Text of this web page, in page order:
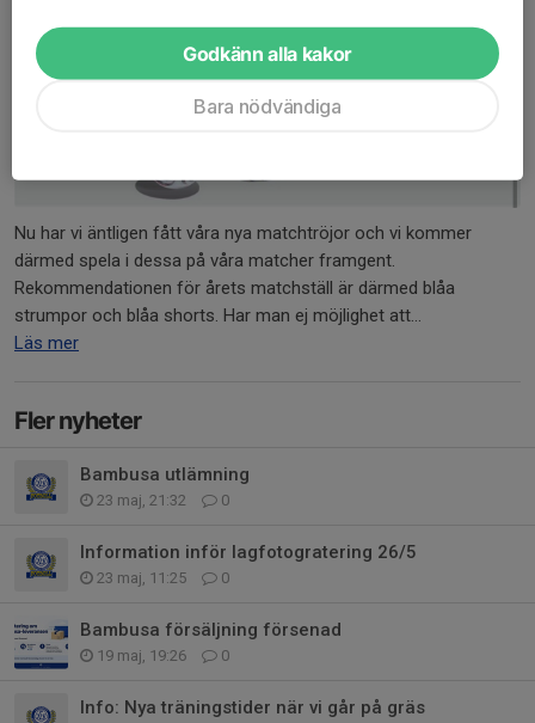
Nu har vi äntligen fått våra nya matchtröjor och vi kommer
därmed spela i dessa på våra matcher framgent.
Rekommendationen för årets matchställ är därmed blåa
strumpor och blåa shorts. Har man ej möjlighet att...
Läs mer
Fler nyheter
Bambusa utlämning
23 maj, 21:32 0
Information inför lagfotogratering 26/5
23 maj, 11:25 0
Bambusa försäljning försenad
19 maj, 19:26 0
Info: Nya träningstider när vi går på gräs
Godkänn alla kakor
Bara nödvändiga